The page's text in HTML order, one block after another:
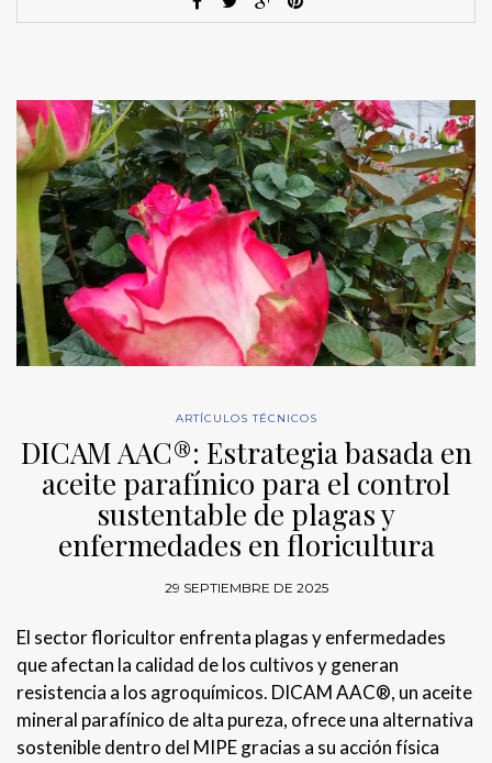
ARTÍCULOS TÉCNICOS
DICAM AAC®: Estrategia basada en
aceite parafínico para el control
sustentable de plagas y
enfermedades en floricultura
29 SEPTIEMBRE DE 2025
El sector floricultor enfrenta plagas y enfermedades
que afectan la calidad de los cultivos y generan
resistencia a los agroquímicos. DICAM AAC®, un aceite
mineral parafínico de alta pureza, ofrece una alternativa
sostenible dentro del MIPE gracias a su acción física